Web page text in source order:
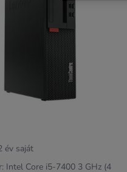
év saját
Intel Core i5-7400 3 GHz (4